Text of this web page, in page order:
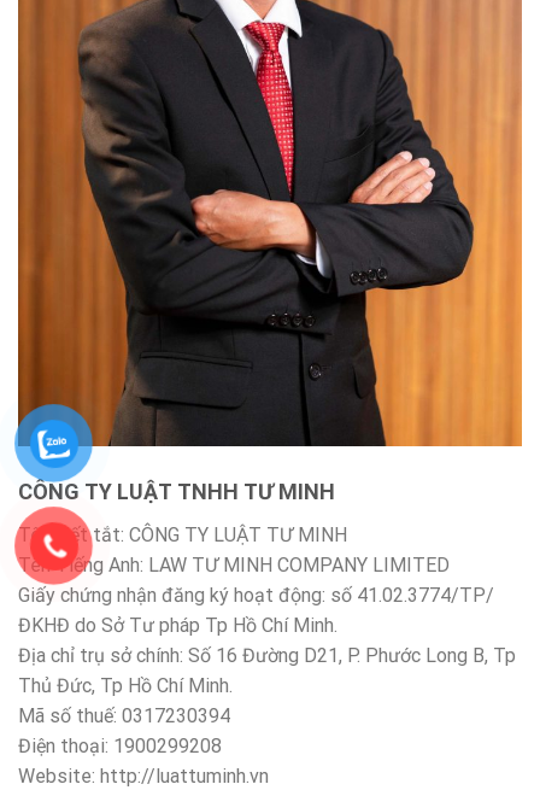
CÔNG TY LUẬT TNHH TƯ MINH
Tên viết tắt: CÔNG TY LUẬT TƯ MINH
Tên Tiếng Anh: LAW TƯ MINH COMPANY LIMITED
Giấy chứng nhận đăng ký hoạt động: số 41.02.3774/TP/
ĐKHĐ do Sở Tư pháp Tp Hồ Chí Minh.
Địa chỉ trụ sở chính: Số 16 Đường D21, P. Phước Long B, Tp
Thủ Đức, Tp Hồ Chí Minh.
Mã số thuế: 0317230394
Điện thoại: 1900299208
Website: http://luattuminh.vn